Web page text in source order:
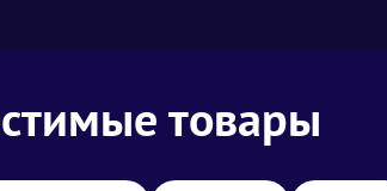
товары